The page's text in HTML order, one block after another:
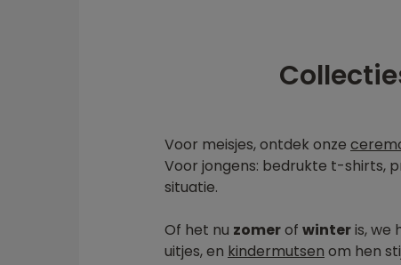
Voor meisjes, ontdek onze
Voor jongens: bedrukte t-shirts,
situatie.
Of het nu zomerof winteris, we
uitjes, en kindermutsen om hen